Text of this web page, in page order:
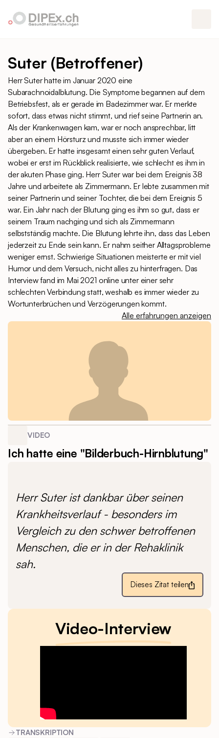
Suter (Betroffener)
Herr Suter hatte im Januar 2020 eine
Subarachnoidalblutung. Die Symptome begannen auf dem
Betriebsfest, als er gerade im Badezimmer war. Er merkte
sofort, dass etwas nicht stimmt, und rief seine Partnerin an.
Als der Krankenwagen kam, war er noch ansprechbar, litt
aber an einem Hörsturz und musste sich immer wieder
übergeben. Er hatte insgesamt einen sehr guten Verlauf,
wobei er erst im Rückblick realisierte, wie schlecht es ihm in
der akuten Phase ging. Herr Suter war bei dem Ereignis 38
Jahre und arbeitete als Zimmermann. Er lebte zusammen mit
seiner Partnerin und seiner Tochter, die bei dem Ereignis 5
war. Ein Jahr nach der Blutung ging es ihm so gut, dass er
seinem Traum nachging und sich als Zimmermann
selbstständig machte. Die Blutung lehrte ihn, dass das Leben
jederzeit zu Ende sein kann. Er nahm seither Alltagsprobleme
weniger ernst. Schwierige Situationen meisterte er mit viel
Humor und dem Versuch, nicht alles zu hinterfragen. Das
Interview fand im Mai 2021 online unter einer sehr
schlechten Verbindung statt, weshalb es immer wieder zu
Wortunterbrüchen und Verzögerungen kommt.
Alle erfahrungen anzeigen
VIDEO
Ich hatte eine "Bilderbuch-Hirnblutung"
Herr Suter ist dankbar über seinen
Krankheitsverlauf - besonders im
Vergleich zu den schwer betroffenen
Menschen, die er in der Rehaklinik
sah.
Dieses Zitat teilen
Video-Interview
TRANSKRIPTION